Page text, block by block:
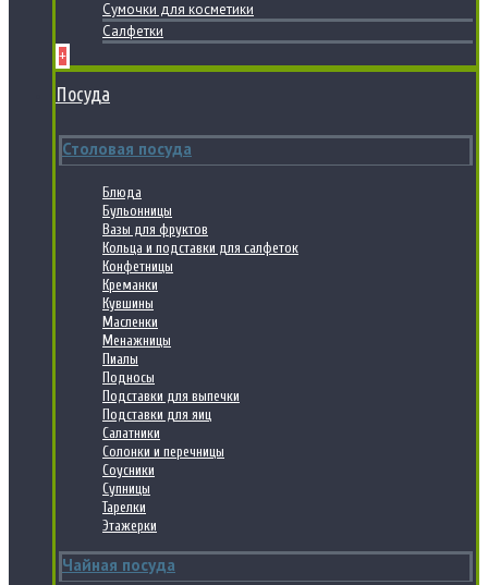
Сумочки для косметики
Салфетки
+
Посуда
Столовая посуда
Блюда
Бульонницы
Вазы для фруктов
Кольца и подставки для салфеток
Конфетницы
Креманки
Кувшины
Масленки
Менажницы
Пиалы
Подносы
Подставки для выпечки
Подставки для яиц
Салатники
Солонки и перечницы
Соусники
Супницы
Тарелки
Этажерки
Чайная посуда